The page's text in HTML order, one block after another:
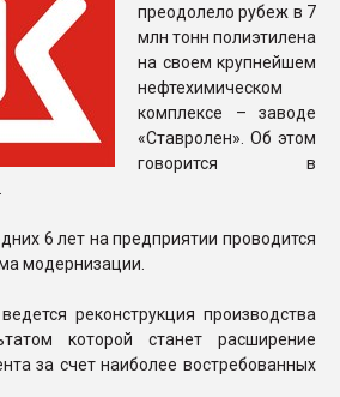
преодолело рубеж в 7
млн тонн полиэтилена
на своем крупнейшем
нефтехимическом
комплексе – заводе
«Ставролен». Об этом
говорится в
6 лет на предприятии проводится
модернизации.
реконструкция производства
которой станет расширение
за счет наиболее востребованных